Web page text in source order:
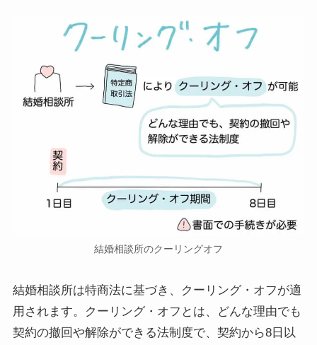
結婚相談所のクーリングオフ
結婚相談所は特商法に基づき、クーリング・オフが適
用されます。クーリング・オフとは、どんな理由でも
契約の撤回や解除ができる法制度で、契約から8日以